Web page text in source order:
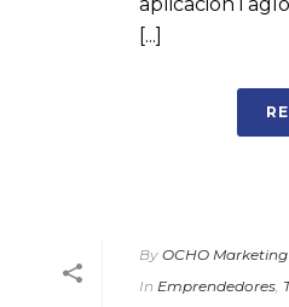
[...]
By OCHO Marketing
In Emprendedores,